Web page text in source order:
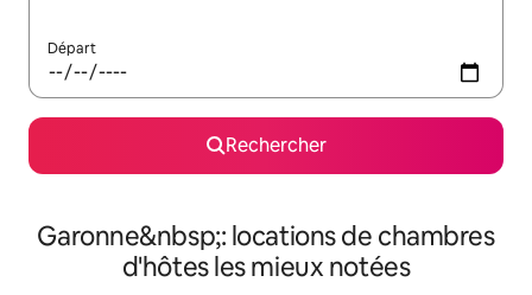
Départ
Rechercher
Garonne&nbsp;: locations de chambres
d'hôtes les mieux notées